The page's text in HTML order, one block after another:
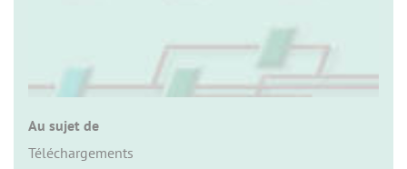
Au sujet de
Téléchargements